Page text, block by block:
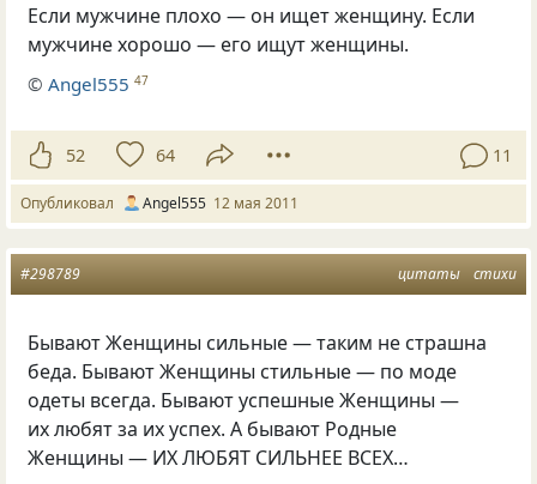
Если мужчине плохо — он ищет женщину. Если
мужчине хорошо — его ищут женщины.
©Аngel555 47
52 64 11
Опубликовал Аngel555 12 мая 2011
цитаты стихи
#298789
Бывают Женщины сильные — таким не страшна
беда. Бывают Женщины стильные — по моде
одеты всегда. Бывают успешные Женщины —
их любят за их успех. А бывают Родные
Женщины — ИХ ЛЮБЯТ СИЛЬНЕЕ ВСЕХ…